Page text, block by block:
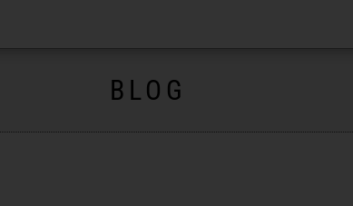
BLOG